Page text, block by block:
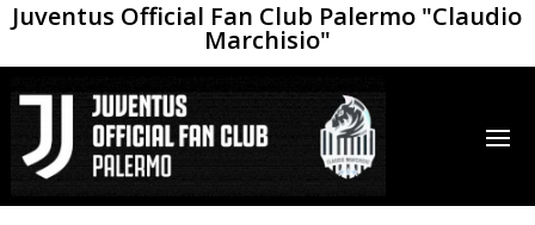
Juventus Official Fan Club Palermo "Claudio
Marchisio"